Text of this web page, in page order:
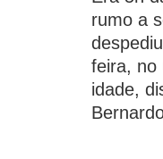
rumo a
feira, no
idade,